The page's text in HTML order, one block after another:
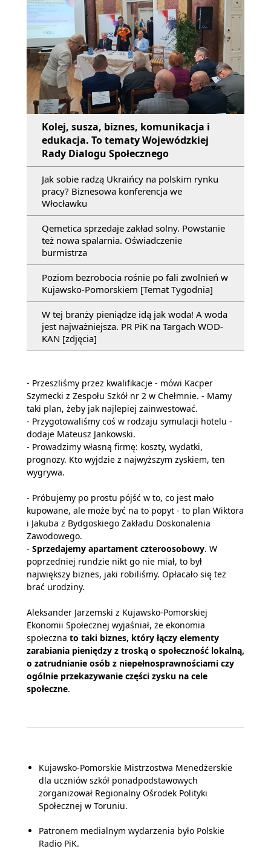
Kolej, susza, biznes, komunikacja i
edukacja. To tematy Wojewódzkiej
Rady Dialogu Społecznego
Jak sobie radzą Ukraińcy na polskim rynku
pracy? Biznesowa konferencja we
Włocławku
Qemetica sprzedaje zakład solny. Powstanie
też nowa spalarnia. Oświadczenie
burmistrza
Poziom bezrobocia rośnie po fali zwolnień w
Kujawsko-Pomorskiem [Temat Tygodnia]
W tej branży pieniądze idą jak woda! A woda
jest najważniejsza. PR PiK na Targach WOD-
KAN [zdjęcia]
- Przeszliśmy przez kwalifikacje - mówi Kacper
Szymecki z Zespołu Szkół nr 2 w Chełmnie. - Mamy
taki plan, żeby jak najlepiej zainwestować.
- Przygotowaliśmy coś w rodzaju symulacji hotelu -
dodaje Mateusz Jankowski.
- Prowadzimy własną firmę: koszty, wydatki,
prognozy. Kto wyjdzie z najwyższym zyskiem, ten
wygrywa.
- Próbujemy po prostu pójść w to, co jest mało
kupowane, ale może być na to popyt - to plan Wiktora
i Jakuba z Bydgoskiego Zakładu Doskonalenia
Zawodowego.
- Sprzedajemy apartament czteroosobowy. W
poprzedniej rundzie nikt go nie miał, to był
największy biznes, jaki robiliśmy. Opłacało się też
brać urodziny.
Aleksander Jarzemski z Kujawsko-Pomorskiej
Ekonomii Społecznej wyjaśniał, że ekonomia
społeczna to taki biznes, który łączy elementy
zarabiania pieniędzy z troską o społeczność lokalną,
o zatrudnianie osób z niepełnosprawnościami czy
ogólnie przekazywanie części zysku na cele
społeczne.
Kujawsko-Pomorskie Mistrzostwa Menedżerskie
dla uczniów szkół ponadpodstawowych
zorganizował Regionalny Ośrodek Polityki
Społecznej w Toruniu.
Patronem medialnym wydarzenia było Polskie
Radio PiK.